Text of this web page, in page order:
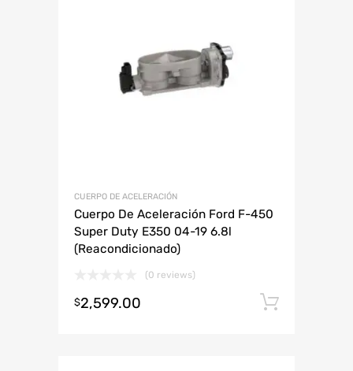
CUERPO DE ACELERACIÓN
Cuerpo De Aceleración Ford F-450
Super Duty E350 04-19 6.8l
(Reacondicionado)
(0 reviews)
$2,599.00